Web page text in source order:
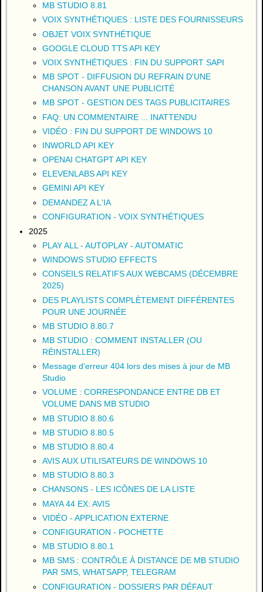
MB STUDIO 8.81
VOIX SYNTHÉTIQUES : LISTE DES FOURNISSEURS
OBJET VOIX SYNTHÉTIQUE
GOOGLE CLOUD TTS API KEY
VOIX SYNTHÉTIQUES : FIN DU SUPPORT SAPI
MB SPOT - DIFFUSION DU REFRAIN D'UNE
CHANSON AVANT UNE PUBLICITÉ
MB SPOT - GESTION DES TAGS PUBLICITAIRES
FAQ: UN COMMENTAIRE ... INATTENDU
VIDÉO : FIN DU SUPPORT DE WINDOWS 10
INWORLD API KEY
OPENAI CHATGPT API KEY
ELEVENLABS API KEY
GEMINI API KEY
DEMANDEZ A L'IA
CONFIGURATION - VOIX SYNTHÉTIQUES
2025
PLAY ALL - AUTOPLAY - AUTOMATIC
WINDOWS STUDIO EFFECTS
CONSEILS RELATIFS AUX WEBCAMS (DÉCEMBRE
2025)
DES PLAYLISTS COMPLÈTEMENT DIFFÉRENTES
POUR UNE JOURNÉE
MB STUDIO 8.80.7
MB STUDIO : COMMENT INSTALLER (OU
RÉINSTALLER)
Message d'erreur 404 lors des mises à jour de MB
Studio
VOLUME : CORRESPONDANCE ENTRE DB ET
VOLUME DANS MB STUDIO
MB STUDIO 8.80.6
MB STUDIO 8.80.5
MB STUDIO 8.80.4
AVIS AUX UTILISATEURS DE WINDOWS 10
MB STUDIO 8.80.3
CHANSONS - LES ICÔNES DE LA LISTE
MAYA 44 EX: AVIS
VIDÉO - APPLICATION EXTERNE
CONFIGURATION - POCHETTE
MB STUDIO 8.80.1
MB SMS : CONTRÔLE À DISTANCE DE MB STUDIO
PAR SMS, WHATSAPP, TELEGRAM
CONFIGURATION - DOSSIERS PAR DÉFAUT